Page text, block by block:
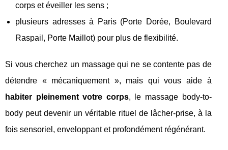
corps et éveiller les sens ;
plusieurs adresses à Paris (Porte Dorée, Boulevard
Raspail, Porte Maillot) pour plus de flexibilité.
Si vous cherchez un massage qui ne se contente pas de
détendre « mécaniquement », mais qui vous aide à
habiter pleinement votre corps, le massage body-to-
body peut devenir un véritable rituel de lâcher-prise, à la
fois sensoriel, enveloppant et profondément régénérant.